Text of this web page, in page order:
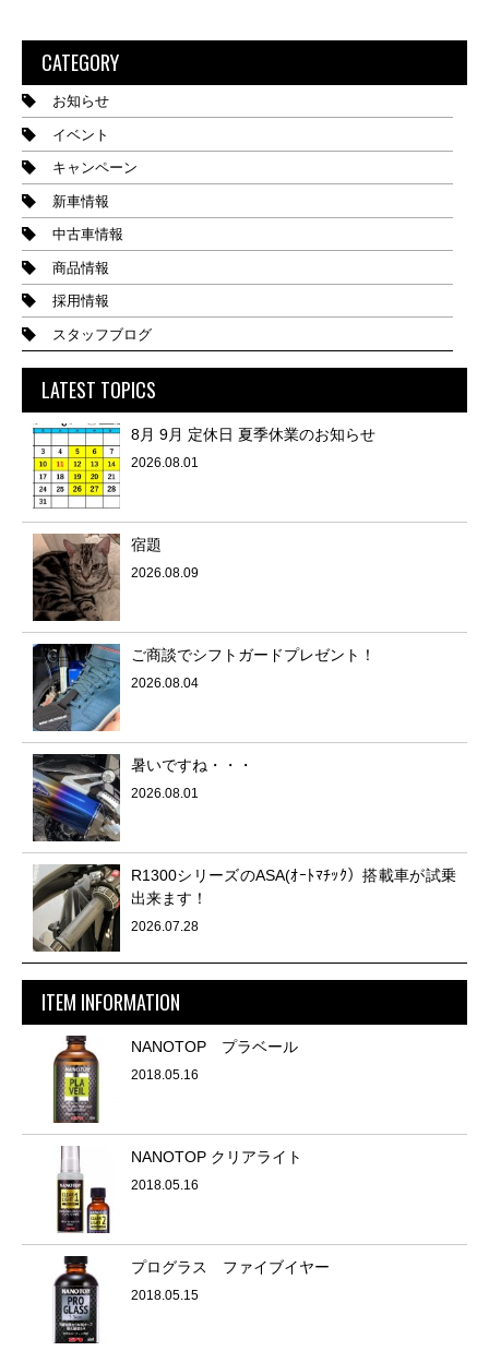
CATEGORY
お知らせ
イベント
キャンペーン
新車情報
中古車情報
商品情報
採用情報
スタッフブログ
LATEST TOPICS
8月 9月 定休日 夏季休業のお知らせ
2026.08.01
宿題
2026.08.09
ご商談でシフトガードプレゼント！
2026.08.04
暑いですね・・・
2026.08.01
R1300シリーズのASA(ｵｰﾄﾏﾁｯｸ）搭載車が試乗
出来ます！
2026.07.28
ITEM INFORMATION
NANOTOP プラベール
2018.05.16
NANOTOP クリアライト
2018.05.16
プログラス ファイブイヤー
2018.05.15